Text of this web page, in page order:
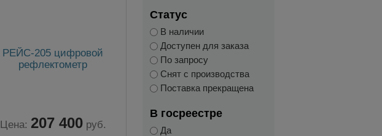
РЕЙС-205 цифровой
рефлектометр
Цена: 207 400 руб.
Статус
В наличии
Доступен для заказа
По запросу
Снят с производства
Поставка прекращена
В госреестре
Да